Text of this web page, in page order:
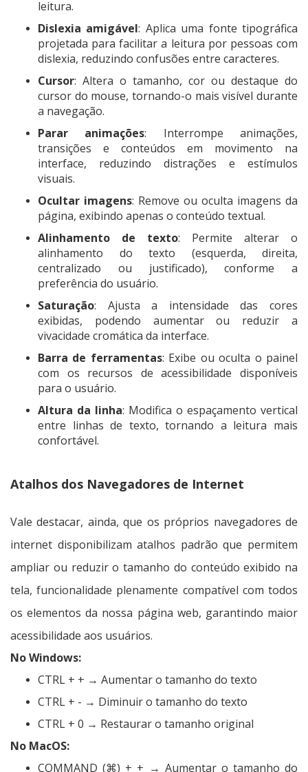
leitura.
Dislexia amigável: Aplica uma fonte tipográfica
projetada para facilitar a leitura por pessoas com
dislexia, reduzindo confusões entre caracteres.
Cursor: Altera o tamanho, cor ou destaque do
cursor do mouse, tornando-o mais visível durante
a navegação.
Parar animações: Interrompe animações,
transições e conteúdos em movimento na
interface, reduzindo distrações e estímulos
visuais.
Ocultar imagens: Remove ou oculta imagens da
página, exibindo apenas o conteúdo textual.
Alinhamento de texto: Permite alterar o
alinhamento do texto (esquerda, direita,
centralizado ou justificado), conforme a
preferência do usuário.
Saturação: Ajusta a intensidade das cores
exibidas, podendo aumentar ou reduzir a
vivacidade cromática da interface.
Barra de ferramentas: Exibe ou oculta o painel
com os recursos de acessibilidade disponíveis
para o usuário.
Altura da linha: Modifica o espaçamento vertical
entre linhas de texto, tornando a leitura mais
confortável.
Atalhos dos Navegadores de Internet
Vale destacar, ainda, que os próprios navegadores de
internet disponibilizam atalhos padrão que permitem
ampliar ou reduzir o tamanho do conteúdo exibido na
tela, funcionalidade plenamente compatível com todos
os elementos da nossa página web, garantindo maior
acessibilidade aos usuários.
No Windows:
CTRL + + → Aumentar o tamanho do texto
CTRL + - → Diminuir o tamanho do texto
CTRL + 0 → Restaurar o tamanho original
No MacOS:
COMMAND (⌘) + + → Aumentar o tamanho do